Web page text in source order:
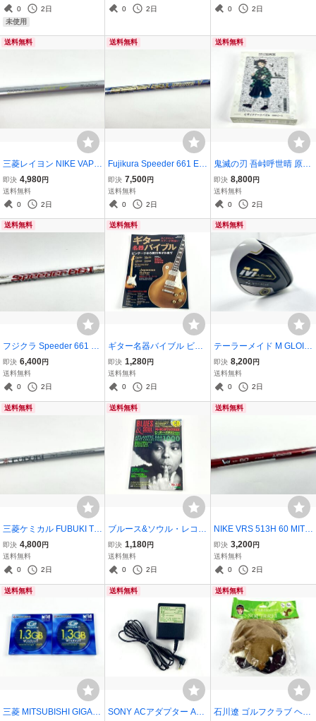
0
2日
未使用
ャフト ゴルフ
0
2日
ワールド ゴルフ クラブ
0
2日
送料無料
三菱レイヨン NIKE VAPO
R COUNTER BALANCE
フレックス S ナイキ スリ
ーブ付き ゴルフシャフト
即決 4,980円
送料無料
0
2日
送料無料
Fujikura Speeder 661 EV
OLUTION V スピーダーエ
ボリューション5 フジク
ラ フレックス S テーラー
フシャフト
即決 7,500円
送料無料
0
2日
送料無料
鬼滅の刃 吾峠呼世晴 原画
展 モザイクアートパズル
1000ピース
即決 8,800円
送料無料
0
2日
送料無料
フジクラ Speeder 661 フ
レックスS キャロウェイ
スリーブ付き Fujikura シ
ャフト ゴルフ
即決 6,400円
送料無料
0
2日
送料無料
ギター名器バイブル ビン
テージから現行モデルま
で
即決 1,280円
送料無料
0
2日
送料無料
テーラーメイド M GLOIR
E ユーティリティ TaylorM
ade U4 21° ハイブリッド
フレックスR ゴルフクラ
即決 8,200円
送料無料
0
2日
送料無料
三菱ケミカル FUBUKI TM
5 フレックスS MITSUBIS
HI CHEMICAL フブキ テ
ーラーメイド ゴルフ シャ
即決 4,800円
送料無料
0
2日
送料無料
ブルース&ソウル・レコー
ズ2023年6月号 CD付き
即決 1,180円
送料無料
0
2日
送料無料
NIKE VRS 513H 60 MITS
UBISHI RAYON フレック
スR 三菱レイヨン ミツビ
シ ナイキ ゴルフ シャフト
即決 3,200円
送料無料
0
2日
送料無料
三菱 MITSUBISHI GIGAM
送料無料
SONY ACアダプター AC-
送料無料
石川遼 ゴルフクラブ ヘッ